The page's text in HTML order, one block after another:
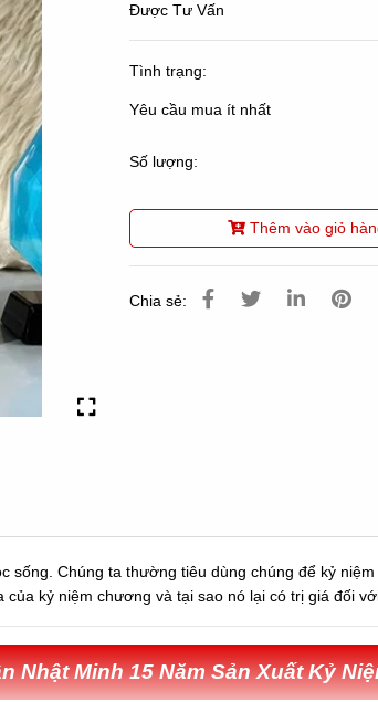
Được Tư Vấn
Tình trạng:
Yêu cầu mua ít nhất
Số lượng:
Thêm vào giỏ
Chia sẻ:
sống. Chúng ta thường tiêu dùng chúng để kỷ
kỷ niệm chương và tại sao nó lại có trị giá đối
Nhật Minh 15 Năm Sản Xuất Kỷ